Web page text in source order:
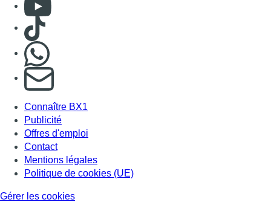
Consulter Youtube
Consulter TikTok
S'abonner à notre newsletter
Connaître BX1
Publicité
Offres d'emploi
Contact
Mentions légales
Politique de cookies (UE)
Gérer les cookies